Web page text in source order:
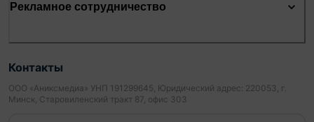
Рекламное сотрудничество
Контакты
ООО «Аниксмедиа» УНП 191299645, Юридический адрес: 220053, г.
Минск, Старовиленский тракт 87, офис 303